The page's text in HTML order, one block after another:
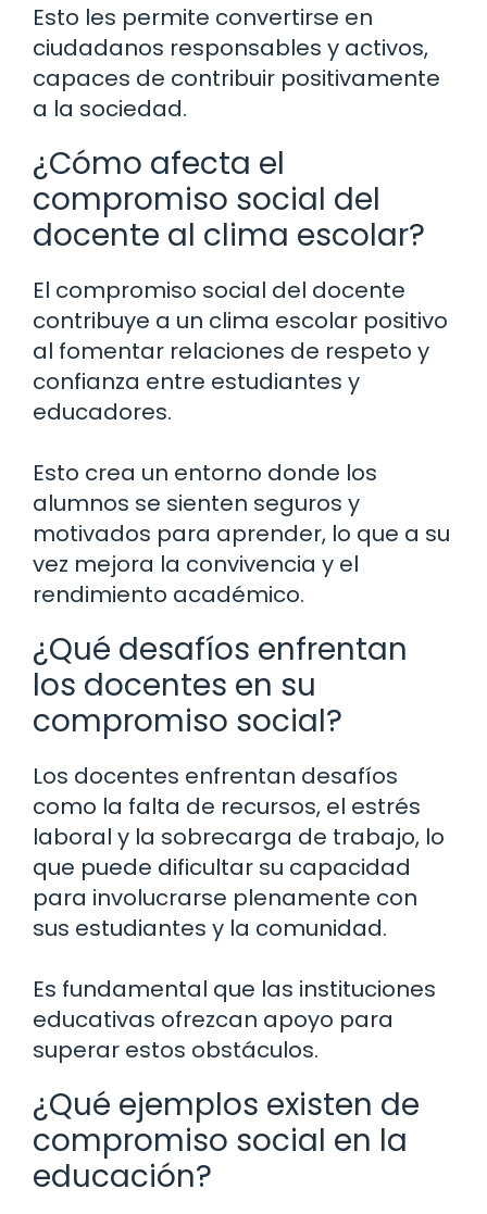
Esto les permite convertirse en
ciudadanos responsables y activos,
capaces de contribuir positivamente
a la sociedad.
¿Cómo afecta el
compromiso social del
docente al clima escolar?
El compromiso social del docente
contribuye a un clima escolar positivo
al fomentar relaciones de respeto y
confianza entre estudiantes y
educadores.
Esto crea un entorno donde los
alumnos se sienten seguros y
motivados para aprender, lo que a su
vez mejora la convivencia y el
rendimiento académico.
¿Qué desafíos enfrentan
los docentes en su
compromiso social?
Los docentes enfrentan desafíos
como la falta de recursos, el estrés
laboral y la sobrecarga de trabajo, lo
que puede dificultar su capacidad
para involucrarse plenamente con
sus estudiantes y la comunidad.
Es fundamental que las instituciones
educativas ofrezcan apoyo para
superar estos obstáculos.
¿Qué ejemplos existen de
compromiso social en la
educación?